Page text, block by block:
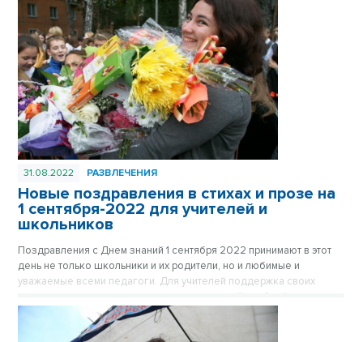
31.08.2022 РАЗВЛЕЧЕНИЯ
Новые поздравления в стихах и прозе на
1 сентября-2022 для учителей и
школьников
Поздравления с Днем знаний 1 сентября 2022 принимают в этот
день не только школьники и их родители, но и любимые и
уважаемые всеми педагоги. Для учителей поддержка своих
учеников очень важна, ведь впереди – новый учебный год,
новые испытания и победы. Как поздравить теплыми словами и
трогательными стихами школьников и учителей в WhatsAppе и